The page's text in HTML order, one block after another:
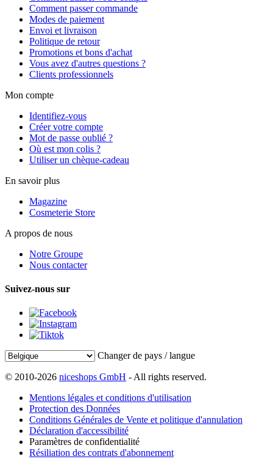
Comment passer commande
Modes de paiement
Envoi et livraison
Politique de retour
Promotions et bons d'achat
Vous avez d'autres questions ?
Clients professionnels
Mon compte
Identifiez-vous
Créer votre compte
Mot de passe oublié ?
Où est mon colis ?
Utiliser un chèque-cadeau
En savoir plus
Magazine
Cosmeterie Store
A propos de nous
Notre Groupe
Nous contacter
Suivez-nous sur
Changer de pays / langue
© 2010-2026 niceshops GmbH - All rights reserved.
Mentions légales et conditions d'utilisation
Protection des Données
Conditions Générales de Vente et politique d'annulation
Déclaration d'accessibilité
Paramètres de confidentialité
Résiliation des contrats d'abonnement